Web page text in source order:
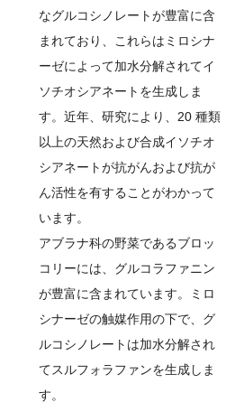
なグルコシノレートが豊富に含
まれており、これらはミロシナ
ーゼによって加水分解されてイ
ソチオシアネートを生成しま
す。近年、研究により、20 種類
以上の天然および合成イソチオ
シアネートが抗がんおよび抗が
ん活性を有することがわかって
います。
アブラナ科の野菜であるブロッ
コリーには、グルコラファニン
が豊富に含まれています。ミロ
シナーゼの触媒作用の下で、グ
ルコシノレートは加水分解され
てスルフォラファンを生成しま
す。